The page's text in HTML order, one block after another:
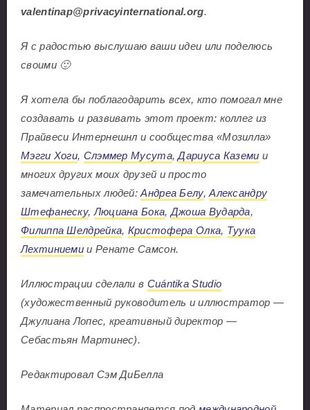
valentinap@privacyinternational.org.
Я с радостью выслушаю ваши идеи или поделюсь
своими 🙂
Я хотела бы поблагодарить всех, кто помогал мне
создавать и развивать этот проект: коллег из
Прайвеси Интернешнл и сообщества «Мозилла»
Мэгги Хоги, Слэммeр Мусута,Дариуса Каземи и
многих других моих друзей и просто
замечательных людей:Андреа Белу,Александру
Штефанеску, Люциана Бока, Джоша Вударда,
Филиппа Шелдрейка, Кристофера Олка, Туука
Лехтиниеми и Ренате Самсон.
Иллюстрации сделали в Cuántika Studio
(художественный руководитель и иллюстратор —
Джулиана Лопес, креативный директор —
Себастьян Мартинес).
Редактировал Сэм ДиБелла